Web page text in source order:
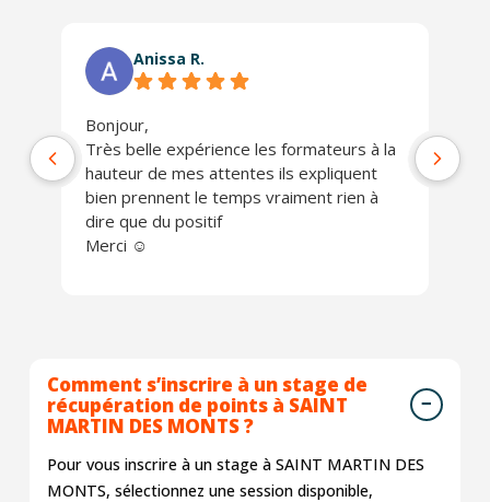
Anissa R.
Bonjour,
Très belle expérience les formateurs à la
hauteur de mes attentes ils expliquent
bien prennent le temps vraiment rien à
dire que du positif
Merci ☺️
Comment s’inscrire à un stage de
récupération de points à SAINT
MARTIN DES MONTS ?
Pour vous inscrire à un stage à SAINT MARTIN DES
MONTS, sélectionnez une session disponible,